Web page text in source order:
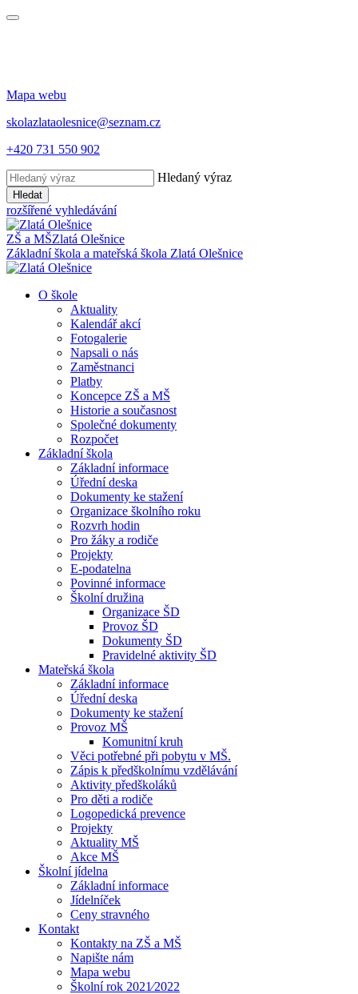
Mapa webu
skolazlataolesnice@seznam.cz
+420 731 550 902
Hledaný výraz
Hledat
rozšířené vyhledávání
ZŠ a MŠZlatá Olešnice
Základní škola a mateřská škola Zlatá Olešnice
O škole
Aktuality
Kalendář akcí
Fotogalerie
Napsali o nás
Zaměstnanci
Platby
Koncepce ZŠ a MŠ
Historie a současnost
Společné dokumenty
Rozpočet
Základní škola
Základní informace
Úřední deska
Dokumenty ke stažení
Organizace školního roku
Rozvrh hodin
Pro žáky a rodiče
Projekty
E-podatelna
Povinné informace
Školní družina
Organizace ŠD
Provoz ŠD
Dokumenty ŠD
Pravidelné aktivity ŠD
Mateřská škola
Základní informace
Úřední deska
Dokumenty ke stažení
Provoz MŠ
Komunitní kruh
Věci potřebné při pobytu v MŠ.
Zápis k předškolnímu vzdělávání
Aktivity předškoláků
Pro děti a rodiče
Logopedická prevence
Projekty
Aktuality MŠ
Akce MŠ
Školní jídelna
Základní informace
Jídelníček
Ceny stravného
Kontakt
Kontakty na ZŠ a MŠ
Napište nám
Mapa webu
Školní rok 2021⁄2022